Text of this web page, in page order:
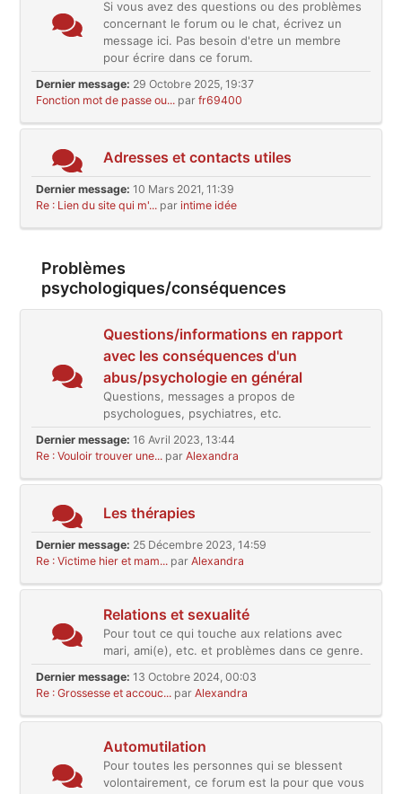
Si vous avez des questions ou des problèmes
concernant le forum ou le chat, écrivez un
message ici. Pas besoin d'etre un membre
pour écrire dans ce forum.
Dernier message: 29 Octobre 2025, 19:37
Fonction mot de passe ou... par fr69400
Adresses et contacts utiles
Dernier message: 10 Mars 2021, 11:39
Re : Lien du site qui m'... par intime idée
Problèmes
psychologiques/conséquences
Questions/informations en rapport
avec les conséquences d'un
abus/psychologie en général
Questions, messages a propos de
psychologues, psychiatres, etc.
Dernier message: 16 Avril 2023, 13:44
Re : Vouloir trouver une... par Alexandra
Les thérapies
Dernier message: 25 Décembre 2023, 14:59
Re : Victime hier et mam... par Alexandra
Relations et sexualité
Pour tout ce qui touche aux relations avec
mari, ami(e), etc. et problèmes dans ce genre.
Dernier message: 13 Octobre 2024, 00:03
Re : Grossesse et accouc... par Alexandra
Automutilation
Pour toutes les personnes qui se blessent
volontairement, ce forum est la pour que vous